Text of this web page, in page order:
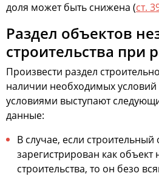
доля может быть снижена (ст.
Раздел объектов
строительства при
Произвести раздел
наличии необходимых
условиями выступают
данные:
В случае, если строительный
зарегистрирован как
строительства, то он безо